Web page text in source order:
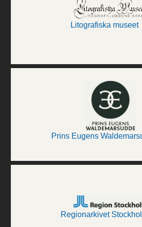
Litografiska museet
Prins Eugens
Regionarkivet